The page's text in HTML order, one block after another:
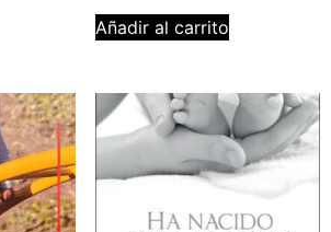
Añadir al carrito